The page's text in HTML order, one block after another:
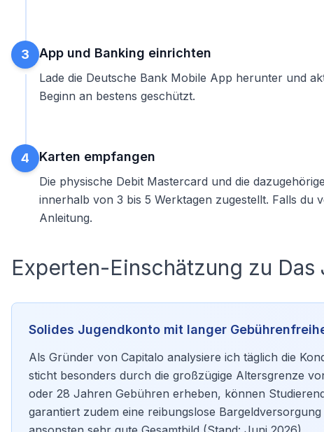
3 App und Banking einrichten
Lade die Deutsche Bank Mobile App herunter und
Beginn an bestens geschützt.
4 Karten empfangen
Die physische Debit Mastercard und die
innerhalb von 3 bis 5 Werktagen zugestellt. Falls du
Anleitung.
Experten-Einschätzung zu Das
Solides Jugendkonto mit langer
Als Gründer von Capitalo analysiere ich täglich die
sticht besonders durch die großzügige Altersgrenze
oder 28 Jahren Gebühren erheben, können
garantiert zudem eine reibungslose